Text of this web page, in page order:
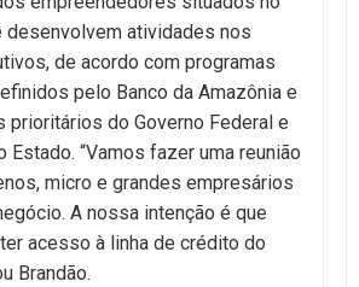
desenvolvem atividades nos
de acordo com programas
pelo Banco da Amazônia e
prioritários do Governo Federal e
Estado. “Vamos fazer uma reunião
micro e grandes empresários
A nossa intenção é que
acesso à linha de crédito do
Brandão.